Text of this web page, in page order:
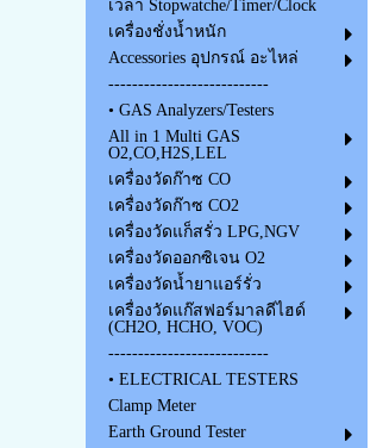
เวลา Stopwatche/Timer/Clock
เครื่องชั่งน้ำหนัก
Accessories อุปกรณ์ อะไหล่
---------------------------
• GAS Analyzers/Testers
All in 1 Multi GAS
O2,CO,H2S,LEL
เครื่องวัดก๊าซ CO
เครื่องวัดก๊าซ CO2
เครื่องวัดแก็สรั่ว LPG,NGV
เครื่องวัดออกซิเจน O2
เครื่องวัดน้ำยาแอร์รั่ว
เครื่องวัดแก๊สฟอร์มาลดีไฮด์
(CH2O, HCHO, VOC)
---------------------------
• ELECTRICAL TESTERS
Clamp Meter
Earth Ground Tester